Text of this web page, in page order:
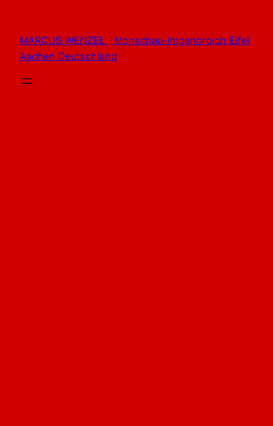
springen
MARCUS WENZEL | Monschau-Imgenbroich Eifel
Aachen Deutschland